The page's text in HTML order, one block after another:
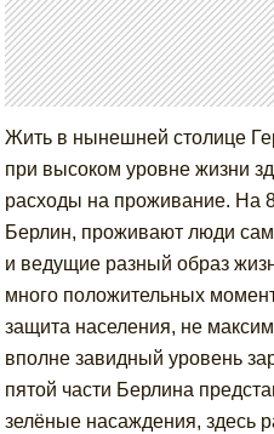
Жить в нынешней столице
при высоком уровне жизни
расходы на проживание. На
Берлин, проживают люди
и ведущие разный образ
много положительных
защита населения, не
вполне завидный уровень
пятой части Берлина
зелёные насаждения, здесь